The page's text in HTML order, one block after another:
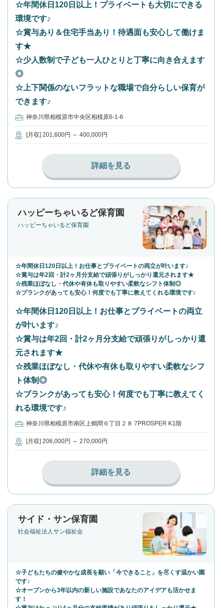
☆年間休日120日以上！プライベートも大切にできる
環境です♪
☆賞与あり＆住宅手当あり！待遇面も安心して働けま
す★
☆少人数制で子ども一人ひとりと丁寧に向き合えます
◎
☆上下関係のないフラットな職場で自分らしい保育が
できます♪
神奈川県相模原市中央区相模原6-1-6
[月収] 201,600円 ～ 400,000円
詳細を見る
ハッピーちゃいるど保育園
ハッピーちゃいるど保育園
☆年間休日120日以上！お仕事とプライベートの両立が叶います♪
☆賞与は年2回・計2ヶ月分支給で頑張りがしっかり還元されます★
☆残業ほぼなし・代休や有休も取りやすい柔軟なシフト体制◎
☆ブランクがあっても安心！何度でも丁寧に教えてくれる環境です♪
☆年間休日120日以上！お仕事とプライベートの両立
が叶います♪
☆賞与は年2回・計2ヶ月分支給で頑張りがしっかり還
元されます★
☆残業ほぼなし・代休や有休も取りやすい柔軟なシフ
ト体制◎
☆ブランクがあっても安心！何度でも丁寧に教えてく
れる環境です♪
神奈川県相模原市南区上鶴間６丁目２８ 7PROSPER K1階
[月収] 206,000円 ～ 270,000円
詳細を見る
サイド・サン保育園
社会福祉法人サン福祉会
☆子どもたちの健やかな成長を願い「今できること」を尽くす温かい園
です♪
☆オープンから3年以内の新しい施設であなたのアイデアも活かせま
す！